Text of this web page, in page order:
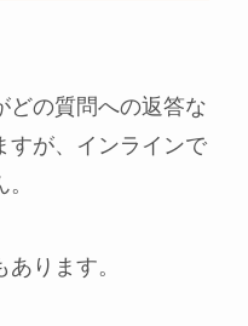
どの質問への返答な
すが、インラインで
ります。